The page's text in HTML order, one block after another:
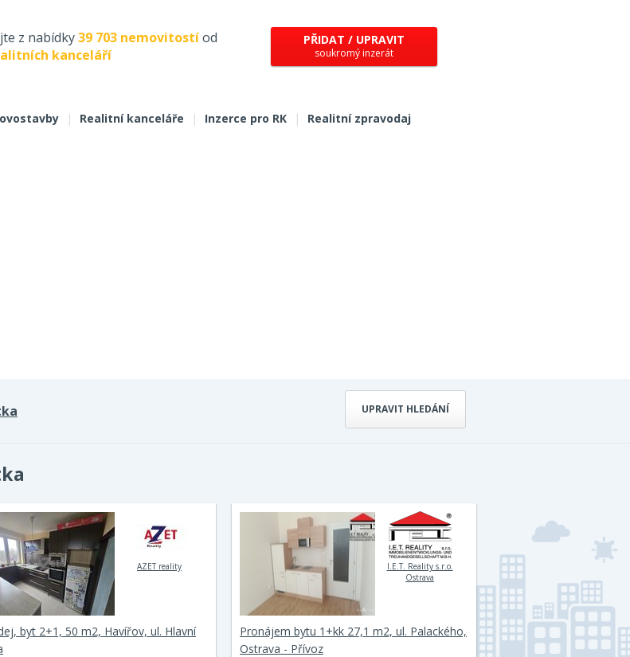
z nabídky39 703 nemovitostíod
kanceláří
PŘIDAT / UPRAVIT
soukromý inzerát
| Realitní kanceláře | Inzerce pro RK | Realitní zpravodaj
UPRAVIT HLEDÁNÍ
AZET reality
byt 2+1, 50 m2, Havířov, ul. Hlavní
I.E.T. Reality s.r.o.
Ostrava
Pronájem bytu 1+kk 27,1 m2, ul. Palackého,
Ostrava - Přívoz